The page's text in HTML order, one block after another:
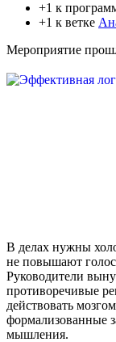
+1 к
+1 к ветке
Мероприятие
В делах нужны
не повышают
Руководители
противоречивые
действовать
формализованные
мышления.